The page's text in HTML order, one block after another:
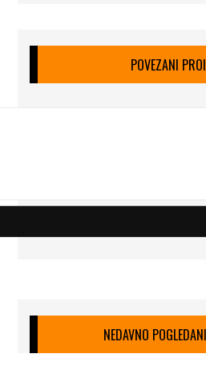
POVEZANI
NEDAVNO